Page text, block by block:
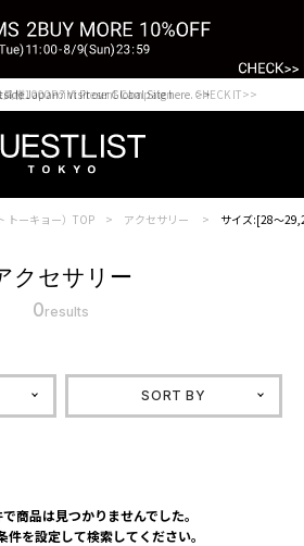
Japan? Visit our Global Site here. >>
会員様1000Point Present Campaign CHECK IT>>
トーキョー）TOP アクセサリー サイズ:[28～
クセサリー
0results
SORT BY
商品は見つかりませんでした。
件を設定して検索してください。